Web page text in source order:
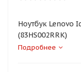
Ноутбук Lenovo
(83HS002RRK)
Подробнее